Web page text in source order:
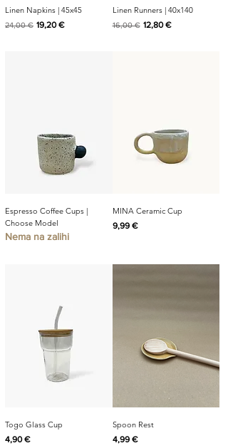
Linen Napkins | 45x45
Redovna cijena
24,00 € Cijena s popustom
19,20 €
Linen Runners | 40x140
Redovna cijena
16,00 € Cijena s popustom
12,80 €
Espresso Coffee Cups |
Choose Model
Nema na zalihi
MINA Ceramic Cup
Cijena
9,99 €
Togo Glass Cup
Cijena
4,90 €
Spoon Rest
Cijena
4,99 €